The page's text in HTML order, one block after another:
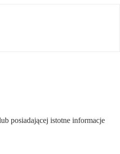
posiadającej istotne informacje